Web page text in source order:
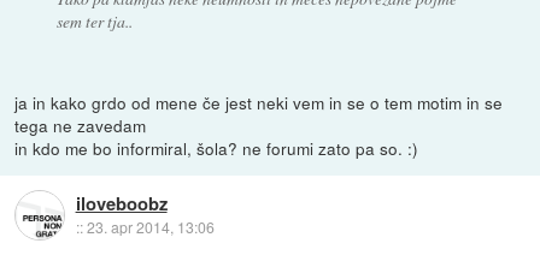
sem ter tja..
ja in kako grdo od mene če jest neki vem in se o tem motim in se
tega ne zavedam
in kdo me bo informiral, šola? ne forumi zato pa so. :)
iloveboobz
::23. apr 2014, 13:06